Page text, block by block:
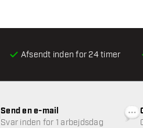
Afsendt inden for 24 timer
Send en e-mail
Svar inden for 1 arbejdsdag